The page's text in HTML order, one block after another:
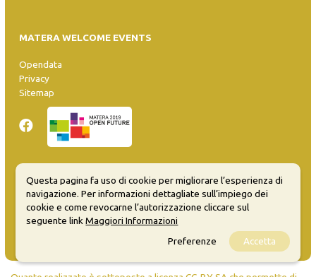
MATERA WELCOME EVENTS
Opendata
Privacy
Sitemap
Inserisci evento
Guida
FAQ
info@materaevents.it
Questa pagina fa uso di cookie per migliorare l’esperienza di
navigazione. Per informazioni dettagliate sull’impiego dei
cookie e come revocarne l’autorizzazione cliccare sul
seguente linkMaggiori Informazioni
Preferenze
Accetta